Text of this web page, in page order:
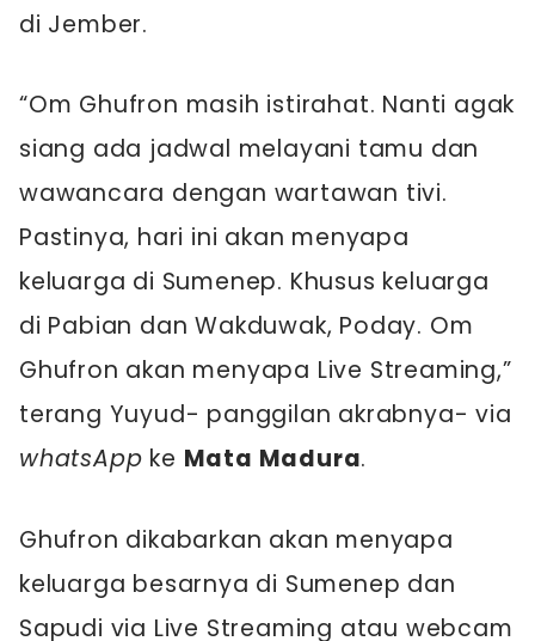
di Jember.
“Om Ghufron masih istirahat. Nanti agak
siang ada jadwal melayani tamu dan
wawancara dengan wartawan tivi.
Pastinya, hari ini akan menyapa
keluarga di Sumenep. Khusus keluarga
di Pabian dan Wakduwak, Poday. Om
Ghufron akan menyapa Live Streaming,”
terang Yuyud- panggilan akrabnya- via
whatsApp ke Mata Madura.
Ghufron dikabarkan akan menyapa
keluarga besarnya di Sumenep dan
Sapudi via Live Streaming atau webcam